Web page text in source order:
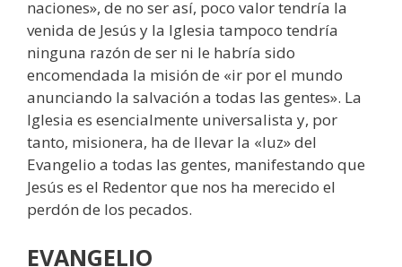
naciones», de no ser así, poco valor tendría la
venida de Jesús y la Iglesia tampoco tendría
ninguna razón de ser ni le habría sido
encomendada la misión de «ir por el mundo
anunciando la salvación a todas las gentes». La
Iglesia es esencialmente universalista y, por
tanto, misionera, ha de llevar la «luz» del
Evangelio a todas las gentes, manifestando que
Jesús es el Redentor que nos ha merecido el
perdón de los pecados.
EVANGELIO